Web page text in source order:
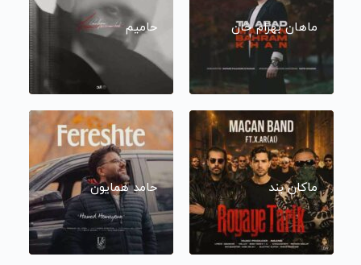
ماهان بهرام خان حامیم
ماکان بند حامد همایون